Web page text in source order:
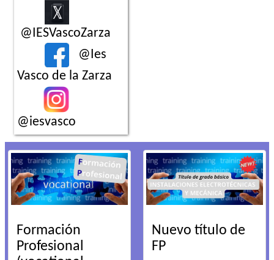
@IESVascoZarza
@Ies
Vasco de la Zarza
@iesvasco
Formación
Profesional
Nuevo título de
FP